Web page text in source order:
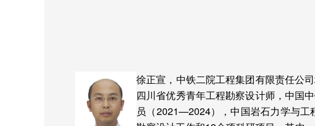
徐正宣，中铁二院工程集团有限责任公
四川省优秀青年工程勘察设计师，中国
员（2021—2024），中国岩石力学与工